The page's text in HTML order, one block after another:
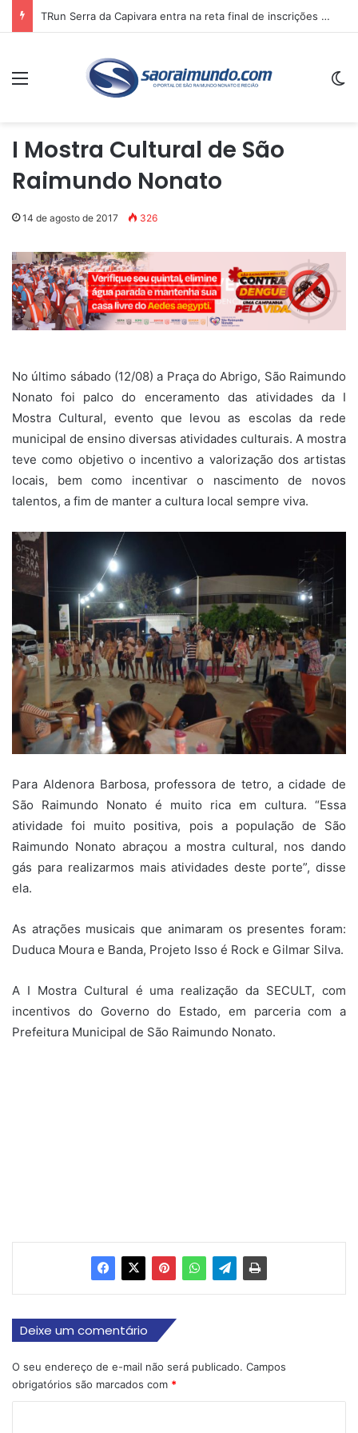
TRun Serra da Capivara entra na reta final de inscrições e deve reunir atletas de vários estados no sul do Piauí
Menu
I Mostra Cultural de São
Raimundo Nonato
14 de agosto de 2017 326
No último sábado (12/08) a Praça do Abrigo, São Raimundo
Nonato foi palco do enceramento das atividades da I
Mostra Cultural, evento que levou as escolas da rede
municipal de ensino diversas atividades culturais. A mostra
teve como objetivo o incentivo a valorização dos artistas
locais, bem como incentivar o nascimento de novos
talentos, a fim de manter a cultura local sempre viva.
Para Aldenora Barbosa, professora de tetro, a cidade de
São Raimundo Nonato é muito rica em cultura. “Essa
atividade foi muito positiva, pois a população de São
Raimundo Nonato abraçou a mostra cultural, nos dando
gás para realizarmos mais atividades deste porte”, disse
ela.
As atrações musicais que animaram os presentes foram:
Duduca Moura e Banda, Projeto Isso é Rock e Gilmar Silva.
A I Mostra Cultural é uma realização da SECULT, com
incentivos do Governo do Estado, em parceria com a
Prefeitura Municipal de São Raimundo Nonato.
Deixe um comentário
O seu endereço de e-mail não será publicado. Campos
obrigatórios são marcados com *